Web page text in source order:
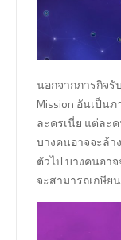
นอกจากภารกิจรั
Mission อันเป็น
ละครเนี่ย แต่ละ
บางคนอาจจะล้า
ตัวไป บางคนอา
จะสามารถเกษีย